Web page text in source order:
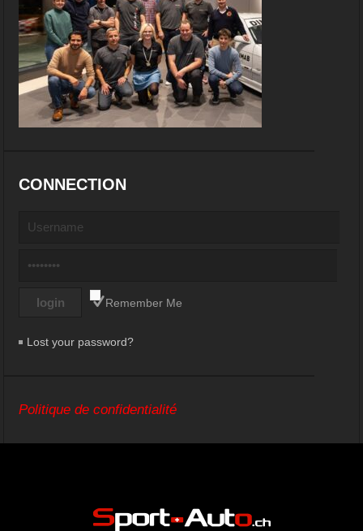
CONNECTION
Remember Me
Lost your password?
Politique de confidentialité